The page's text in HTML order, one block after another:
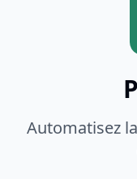
Automatisez